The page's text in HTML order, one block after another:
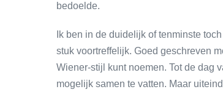
bedoelde.
Ik ben in de duidelijk of tenminste
stuk voortreffelijk. Goed geschreven
Wiener-stijl kunt noemen. Tot de dag
mogelijk samen te vatten. Maar